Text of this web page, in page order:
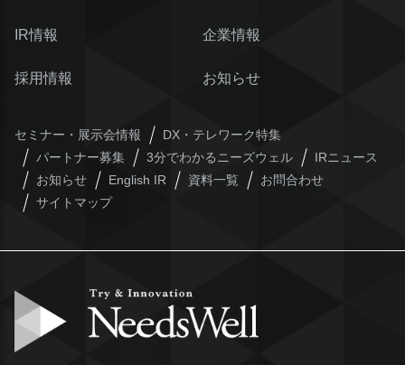
IR情報 企業情報
採用情報 お知らせ
セミナー・展示会情報
DX・テレワーク特集
パートナー募集
3分でわかるニーズウェル
IRニュース
お知らせ
English IR 資料一覧
お問合わせ
サイトマップ